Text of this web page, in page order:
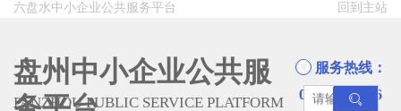
回到主站
六盘水中小企业公共服务平台
盘州中小企业公共服
PANZHOU PUBLIC SERVICE PLATFORM
服务热线：
0858-8945666